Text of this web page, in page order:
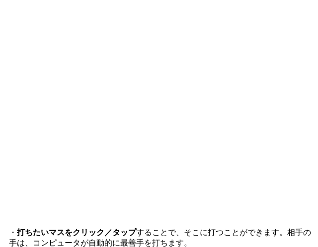
・打ちたいマスをクリック／タップすることで、そこに打つことができます。相手の
手は、コンピュータが自動的に最善手を打ちます。